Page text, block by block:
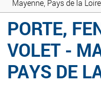
Mayenne, Pays de la Loire
PORTE,
VOLET -
PAYS DE